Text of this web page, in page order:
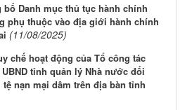
Danh mục thủ tục hành chính
phụ thuộc vào địa giới hành chính
(11/08/2025)
chế hoạt động của Tổ công tác
tỉnh quản lý Nhà nước đối
nạn mại dâm trên địa bàn tỉnh